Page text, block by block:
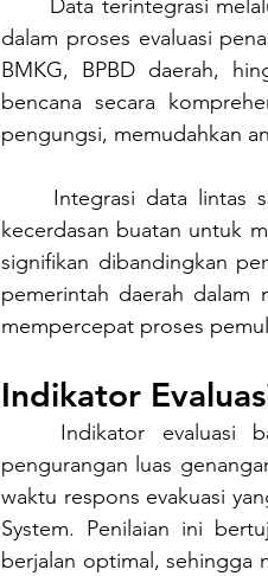
dalam proses evaluasi
BMKG, BPBD daerah,
bencana secara
pengungsi, memudahkan
kecerdasan buatan untuk
signifikan dibandingkan
pemerintah daerah dalam
mempercepat proses
Indikator
pengurangan luas
waktu respons evakuasi
System. Penilaian ini
berjalan optimal, sehingga